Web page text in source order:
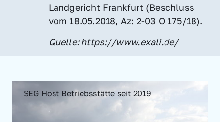
Landgericht Frankfurt (Beschluss
vom 18.05.2018, Az: 2-03 O 175/18).
Quelle: https://www.exali.de/
SEG Host Betriebsstätte seit 2019